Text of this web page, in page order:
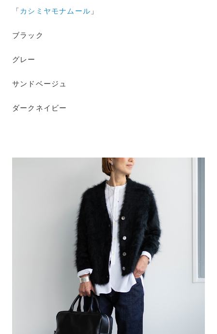
「 カシミヤモナムール 」
ブラック
グレー
サンドベージュ
ダークネイビー